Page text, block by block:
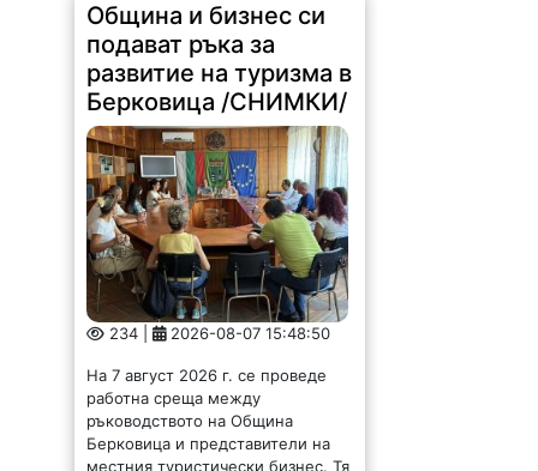
Община и бизнес си
подават ръка за
развитие на туризма в
Берковица /СНИМКИ/
234 | 2026-08-07 15:48:50
На 7 август 2026 г. се проведе
работна среща между
ръководството на Община
Берковица и представители на
местния туристически бизнес. Тя